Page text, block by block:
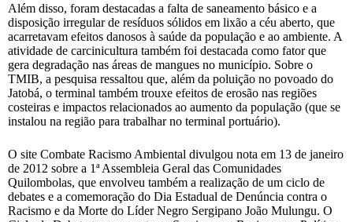
Além disso, foram destacadas a falta de saneamento básico e a
disposição irregular de resíduos sólidos em lixão a céu aberto, que
acarretavam efeitos danosos à saúde da população e ao ambiente. A
atividade de carcinicultura também foi destacada como fator que
gera degradação nas áreas de mangues no município. Sobre o
TMIB, a pesquisa ressaltou que, além da poluição no povoado do
Jatobá, o terminal também trouxe efeitos de erosão nas regiões
costeiras e impactos relacionados ao aumento da população (que se
instalou na região para trabalhar no terminal portuário).
O site Combate Racismo Ambiental divulgou nota em 13 de janeiro
de 2012 sobre a 1ª Assembleia Geral das Comunidades
Quilombolas, que envolveu também a realização de um ciclo de
debates e a comemoração do Dia Estadual de Denúncia contra o
Racismo e da Morte do Líder Negro Sergipano João Mulungu. O